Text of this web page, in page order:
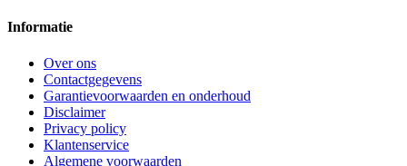
Informatie
Over ons
Contactgegevens
Garantievoorwaarden en onderhoud
Disclaimer
Privacy policy
Klantenservice
Algemene voorwaarden